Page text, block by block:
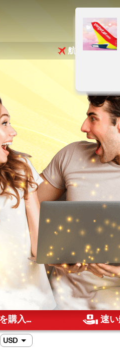
航空券を予約
購入… 速
USD